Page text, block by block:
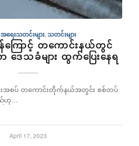
ေးသတင်းများ,သတင်းများ
ကြောင့် တကောင်းနယ်တွင်
ဒေသခံများ ထွက်ပြေးနေရ
င်းအစပ် တကောင်းတိုက်နယ်အတွင်း စစ်တပ်
ည်ဟု…
April 17, 2023